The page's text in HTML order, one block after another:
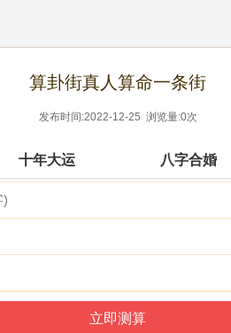
算卦街真人算命一条街
发布时间:2022-12-25 浏览量:0次
十年大运 八字合婚